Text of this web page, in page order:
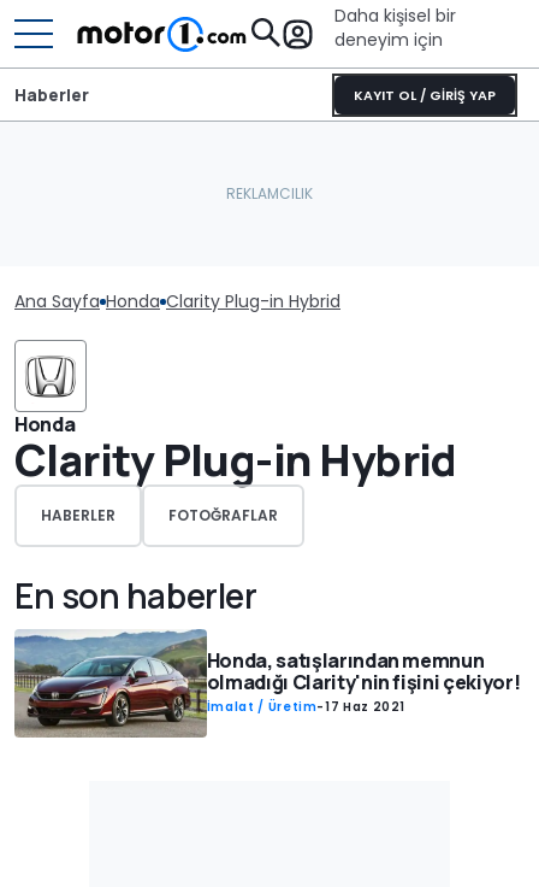
Daha kişisel bir
deneyim için
KAYIT OL / GİRİŞ YAP
Haberler
Ana Sayfa Honda Clarity Plug-in Hybrid
Honda
Clarity Plug-in Hybrid
HABERLER FOTOĞRAFLAR
En son haberler
Honda, satışlarından memnun
olmadığı Clarity'nin fişini çekiyor!
İmalat / Üretim-17 Haz 2021